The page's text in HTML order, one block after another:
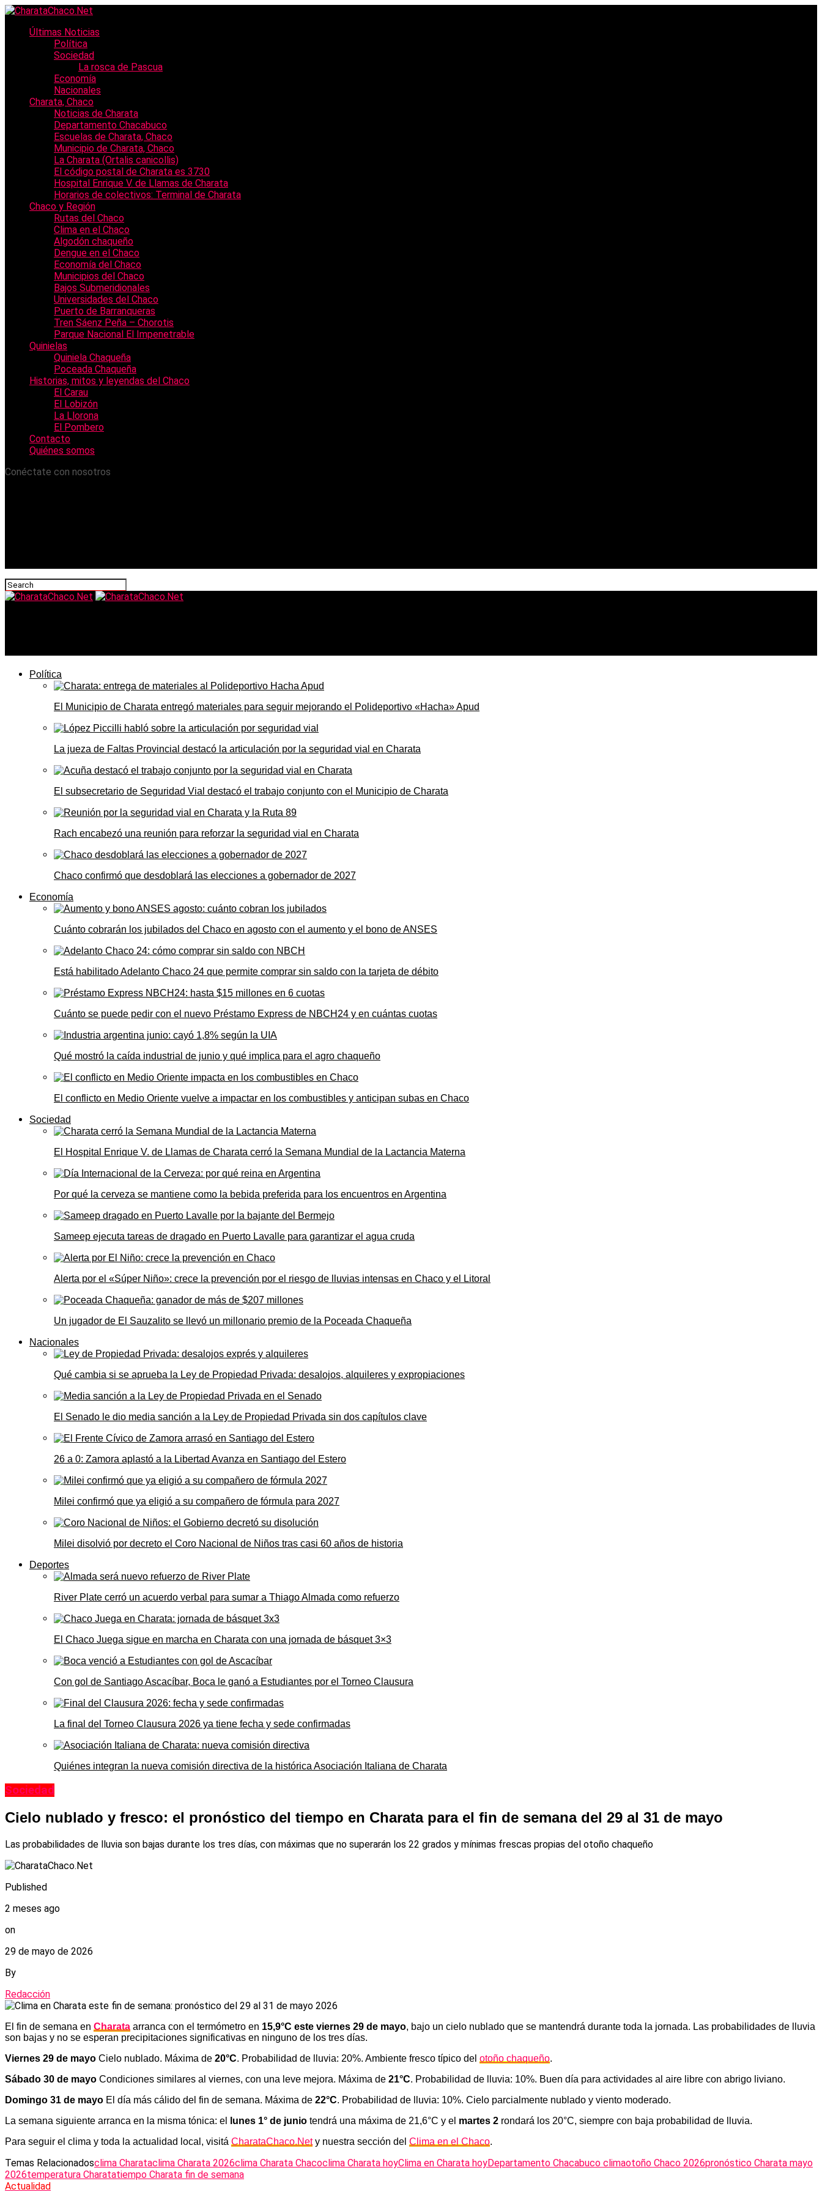
Últimas Noticias
Política
Sociedad
La rosca de Pascua
Economía
Nacionales
Charata, Chaco
Noticias de Charata
Departamento Chacabuco
Escuelas de Charata, Chaco
Municipio de Charata, Chaco
La Charata (Ortalis canicollis)
El código postal de Charata es 3730
Hospital Enrique V. de Llamas de Charata
Horarios de colectivos: Terminal de Charata
Chaco y Región
Rutas del Chaco
Clima en el Chaco
Algodón chaqueño
Dengue en el Chaco
Economía del Chaco
Municipios del Chaco
Bajos Submeridionales
Universidades del Chaco
Puerto de Barranqueras
Tren Sáenz Peña – Chorotis
Parque Nacional El Impenetrable
Quinielas
Quiniela Chaqueña
Poceada Chaqueña
Historias, mitos y leyendas del Chaco
El Carau
El Lobizón
La Llorona
El Pombero
Contacto
Quiénes somos
Conéctate con nosotros
Política
El Municipio de Charata entregó materiales para seguir mejorando el Polideportivo «Hacha» Apud
La jueza de Faltas Provincial destacó la articulación por la seguridad vial en Charata
El subsecretario de Seguridad Vial destacó el trabajo conjunto con el Municipio de Charata
Rach encabezó una reunión para reforzar la seguridad vial en Charata
Chaco confirmó que desdoblará las elecciones a gobernador de 2027
Economía
Cuánto cobrarán los jubilados del Chaco en agosto con el aumento y el bono de ANSES
Está habilitado Adelanto Chaco 24 que permite comprar sin saldo con la tarjeta de débito
Cuánto se puede pedir con el nuevo Préstamo Express de NBCH24 y en cuántas cuotas
Qué mostró la caída industrial de junio y qué implica para el agro chaqueño
El conflicto en Medio Oriente vuelve a impactar en los combustibles y anticipan subas en Chaco
Sociedad
El Hospital Enrique V. de Llamas de Charata cerró la Semana Mundial de la Lactancia Materna
Por qué la cerveza se mantiene como la bebida preferida para los encuentros en Argentina
Sameep ejecuta tareas de dragado en Puerto Lavalle para garantizar el agua cruda
Alerta por el «Súper Niño»: crece la prevención por el riesgo de lluvias intensas en Chaco y el Litoral
Un jugador de El Sauzalito se llevó un millonario premio de la Poceada Chaqueña
Nacionales
Qué cambia si se aprueba la Ley de Propiedad Privada: desalojos, alquileres y expropiaciones
El Senado le dio media sanción a la Ley de Propiedad Privada sin dos capítulos clave
26 a 0: Zamora aplastó a la Libertad Avanza en Santiago del Estero
Milei confirmó que ya eligió a su compañero de fórmula para 2027
Milei disolvió por decreto el Coro Nacional de Niños tras casi 60 años de historia
Deportes
River Plate cerró un acuerdo verbal para sumar a Thiago Almada como refuerzo
El Chaco Juega sigue en marcha en Charata con una jornada de básquet 3×3
Con gol de Santiago Ascacíbar, Boca le ganó a Estudiantes por el Torneo Clausura
La final del Torneo Clausura 2026 ya tiene fecha y sede confirmadas
Quiénes integran la nueva comisión directiva de la histórica Asociación Italiana de Charata
Sociedad
Cielo nublado y fresco: el pronóstico del tiempo en Charata para el fin de semana del 29 al 31 de mayo
Las probabilidades de lluvia son bajas durante los tres días, con máximas que no superarán los 22 grados y mínimas frescas propias del otoño chaqueño
Published
2 meses ago
on
29 de mayo de 2026
By
Redacción
El fin de semana en Charata arranca con el termómetro en 15,9°C este viernes 29 de mayo, bajo un cielo nublado que se mantendrá durante toda la jornada. Las probabilidades de lluvia
son bajas y no se esperan precipitaciones significativas en ninguno de los tres días.
Viernes 29 de mayo Cielo nublado. Máxima de 20°C. Probabilidad de lluvia: 20%. Ambiente fresco típico del otoño chaqueño.
Sábado 30 de mayo Condiciones similares al viernes, con una leve mejora. Máxima de 21°C. Probabilidad de lluvia: 10%. Buen día para actividades al aire libre con abrigo liviano.
Domingo 31 de mayo El día más cálido del fin de semana. Máxima de 22°C. Probabilidad de lluvia: 10%. Cielo parcialmente nublado y viento moderado.
La semana siguiente arranca en la misma tónica: el
lunes 1° de junio tendrá una máxima de 21,6°C y el martes 2 rondará los 20°C, siempre con baja probabilidad de lluvia.
Para seguir el clima y toda la actualidad local, visitá CharataChaco.Nety nuestra sección del Clima en el Chaco.
Temas Relacionadosclima Charataclima Charata 2026clima Charata Chacoclima Charata hoyClima en Charata hoyDepartamento Chacabuco climaotoño Chaco 2026pronóstico Charata mayo
2026temperatura Charatatiempo Charata fin de semana
Actualidad